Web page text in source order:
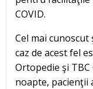
COVID.
Cel mai cunoscut
caz de acest fel
Ortopedie şi
noapte, pacienţii